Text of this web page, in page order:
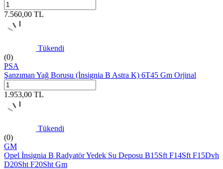
7.560,00 TL
Tükendi
(0)
PSA
Şanzıman Yağ Borusu (İnsignia B Astra K) 6T45 Gm Orjinal
1.953,00 TL
Tükendi
(0)
GM
Opel İnsignia B Radyatör Yedek Su Deposu B15Sft F14Sft F15Dvh
D20Sht F20Sht Gm